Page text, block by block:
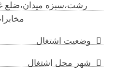
رشت،سبزه میدان،ضلع
وضعیت اشتغال
شهر محل اشتغال